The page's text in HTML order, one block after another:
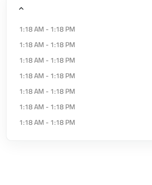
1:18 AM - 1:18 PM
1:18 AM - 1:18 PM
1:18 AM - 1:18 PM
1:18 AM - 1:18 PM
1:18 AM - 1:18 PM
1:18 AM - 1:18 PM
1:18 AM - 1:18 PM